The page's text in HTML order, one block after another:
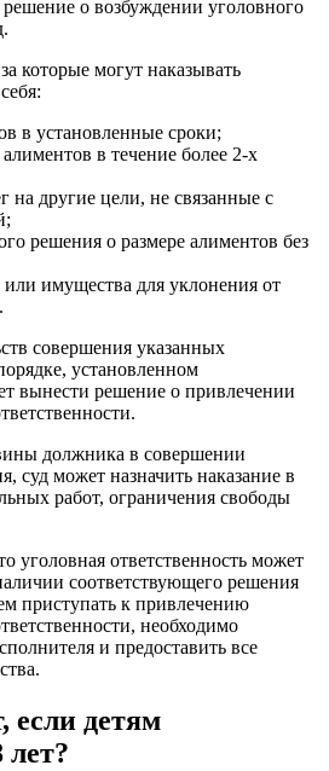
о возбуждении уголовного
которые могут наказывать
в установленные сроки;
в течение более 2-х
на другие цели, не связанные с
решения о размере алиментов без
имущества для уклонения от
совершения указанных
установленном
вынести решение о привлечении
должника в совершении
суд может назначить наказание в
работ, ограничения свободы
уголовная ответственность может
соответствующего решения
приступать к привлечению
необходимо
и предоставить все
если детям
лет?